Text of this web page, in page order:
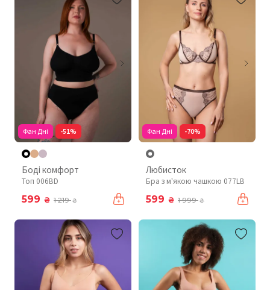
Фан Дні -51%
Боді комфорт
Топ 006BD
599 ₴ 1 219₴
Фан Дні -70%
Любисток
Бра з м'якою чашкою 077LB
599 ₴ 1 999₴